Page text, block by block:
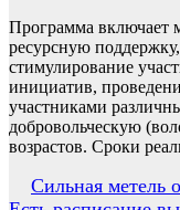
Программа включает
ресурсную
стимулирование
инициатив,
участниками
добровольческую
возрастов. Сроки
Навигация
Сильная метель